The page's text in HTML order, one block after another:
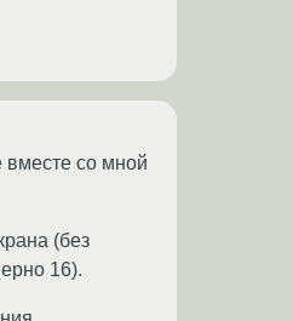
вместе со мной
(без
16).